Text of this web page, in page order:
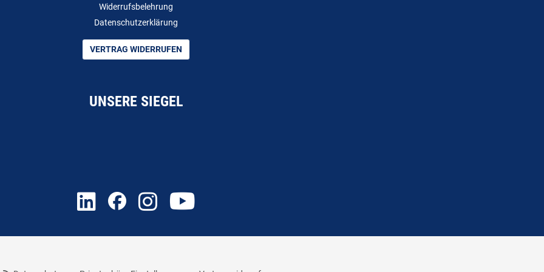
Widerrufsbelehrung
Datenschutzerklärung
VERTRAG WIDERRUFEN
UNSERE SIEGEL